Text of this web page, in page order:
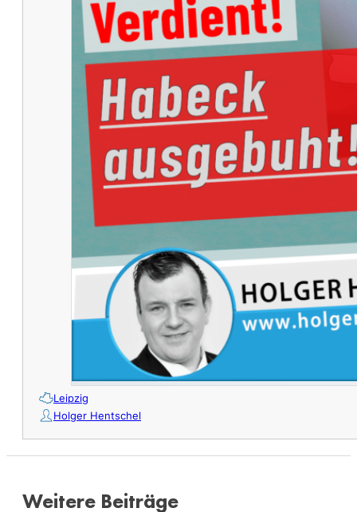
Leipzig
Holger Hentschel
Weitere Beiträge